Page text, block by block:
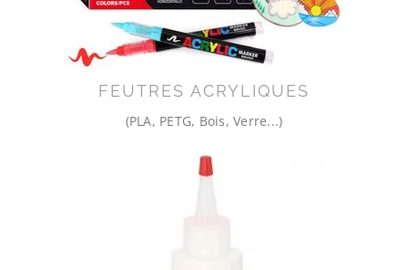
FEUTRES ACRYLIQUES
(PLA, PETG, Bois, Verre...)